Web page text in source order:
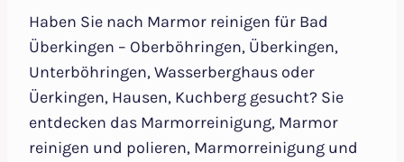
Haben Sie nach Marmor reinigen für Bad
Überkingen – Oberböhringen, Überkingen,
Unterböhringen, Wasserberghaus oder
Üerkingen, Hausen, Kuchberg gesucht? Sie
entdecken das Marmorreinigung, Marmor
reinigen und polieren, Marmorreinigung und